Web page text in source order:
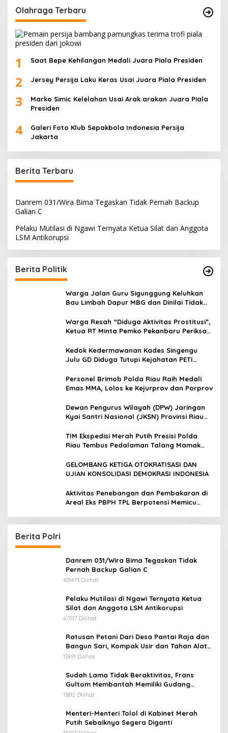
Olahraga Terbaru
1 Saat Bepe Kehilangan Medali Juara Piala Presiden
2 Jersey Persija Laku Keras Usai Juara Piala Presiden
3
Marko Simic Kelelahan Usai Arak arakan Juara Piala
Presiden
4
Galeri Foto Klub Sepakbola Indonesia Persija
Jakarta
Berita Terbaru
Danrem 031/Wira Bima Tegaskan Tidak Pernah Backup
Galian C
Pelaku Mutilasi di Ngawi Ternyata Ketua Silat dan Anggota
LSM Antikorupsi
Berita Politik
Warga Jalan Guru Sigunggung Keluhkan
Bau Limbah Dapur MBG dan Dinilai Tidak
Warga Resah “Diduga Aktivitas Prostitusi”,
Ketua RT Minta Pemko Pekanbaru Periksa
Jalan Tanjung Datuk
Kedok Kedermawanan Kades Singengu
Julu GD Diduga Tutupi Kejahatan PETI
Personel Brimob Polda Riau Raih Medali
Emas MMA, Lolos ke Kejurprov dan Porprov
Dewan Pengurus Wilayah (DPW) Jaringan
Kyai Santri Nasional (JKSN) Provinsi Riau
audiensi ke Badan Kesatuan Bangsa dan
Politik (Kesbangpol) Provinsi Riau
TIM Ekspedisi Merah Putih Presisi Polda
Riau Tembus Pedalaman Talang Mamak
Kepedulian Nyata untuk Negeri
GELOMBANG KETIGA OTOKRATISASI DAN
UJIAN KONSOLIDASI DEMOKRASI INDONESIA
Aktivitas Penebangan dan Pembakaran di
Areal Eks PBPH TPL Berpotensi Memicu
Berita Polri
Danrem 031/Wira Bima Tegaskan Tidak
Pernah Backup Galian C
103473 Dilihat
Pelaku Mutilasi di Ngawi Ternyata Ketua
Silat dan Anggota LSM Antikorupsi
67017 Dilihat
Ratusan Petani Dari Desa Pantai Raja dan
Bangun Sari, Kompak Usir dan Tahan Alat
Berat Milik Hanafi Cs.
13991 Dilihat
Sudah Lama Tidak Beraktivitas, Frans
Gultom Membantah Memiliki Gudang
Penimbunan BBM
13812 Dilihat
Menteri-Menteri Tolol di Kabinet Merah
Putih Sebaiknya Segera Diganti